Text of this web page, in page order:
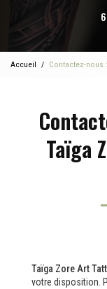
Accueil Contactez-nous
Taïga
Taïga Zore Art
votre disposition.